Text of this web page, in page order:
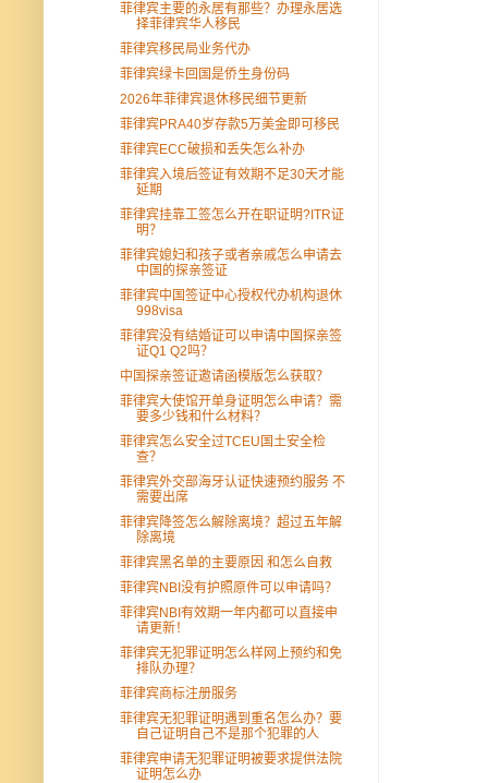
菲律宾主要的永居有那些？办理永居选
择菲律宾华人移民
菲律宾移民局业务代办
菲律宾绿卡回国是侨生身份码
2026年菲律宾退休移民细节更新
菲律宾PRA40岁存款5万美金即可移民
菲律宾ECC破损和丢失怎么补办
菲律宾入境后签证有效期不足30天才能
延期
菲律宾挂靠工签怎么开在职证明?ITR证
明？
菲律宾媳妇和孩子或者亲戚怎么申请去
中国的探亲签证
菲律宾中国签证中心授权代办机构退休
998visa
菲律宾没有结婚证可以申请中国探亲签
证Q1 Q2吗？
中国探亲签证邀请函模版怎么获取？
菲律宾大使馆开单身证明怎么申请？需
要多少钱和什么材料？
菲律宾怎么安全过TCEU国土安全检
查？
菲律宾外交部海牙认证快速预约服务 不
需要出席
菲律宾降签怎么解除离境？超过五年解
除离境
菲律宾黑名单的主要原因 和怎么自救
菲律宾NBI没有护照原件可以申请吗？
菲律宾NBI有效期一年内都可以直接申
请更新！
菲律宾无犯罪证明怎么样网上预约和免
排队办理？
菲律宾商标注册服务
菲律宾无犯罪证明遇到重名怎么办？要
自己证明自己不是那个犯罪的人
菲律宾申请无犯罪证明被要求提供法院
证明怎么办